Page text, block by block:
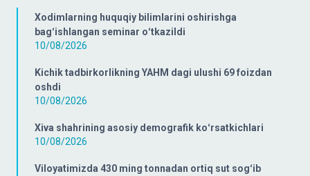
Xodimlarning huquqiy bilimlarini oshirishga
bagʻishlangan seminar oʻtkazildi
10/08/2026
Kichik tadbirkorlikning YAHM dagi ulushi 69 foizdan
oshdi
10/08/2026
Xiva shahrining asosiy demografik koʻrsatkichlari
10/08/2026
Viloyatimizda 430 ming tonnadan ortiq sut sogʻib